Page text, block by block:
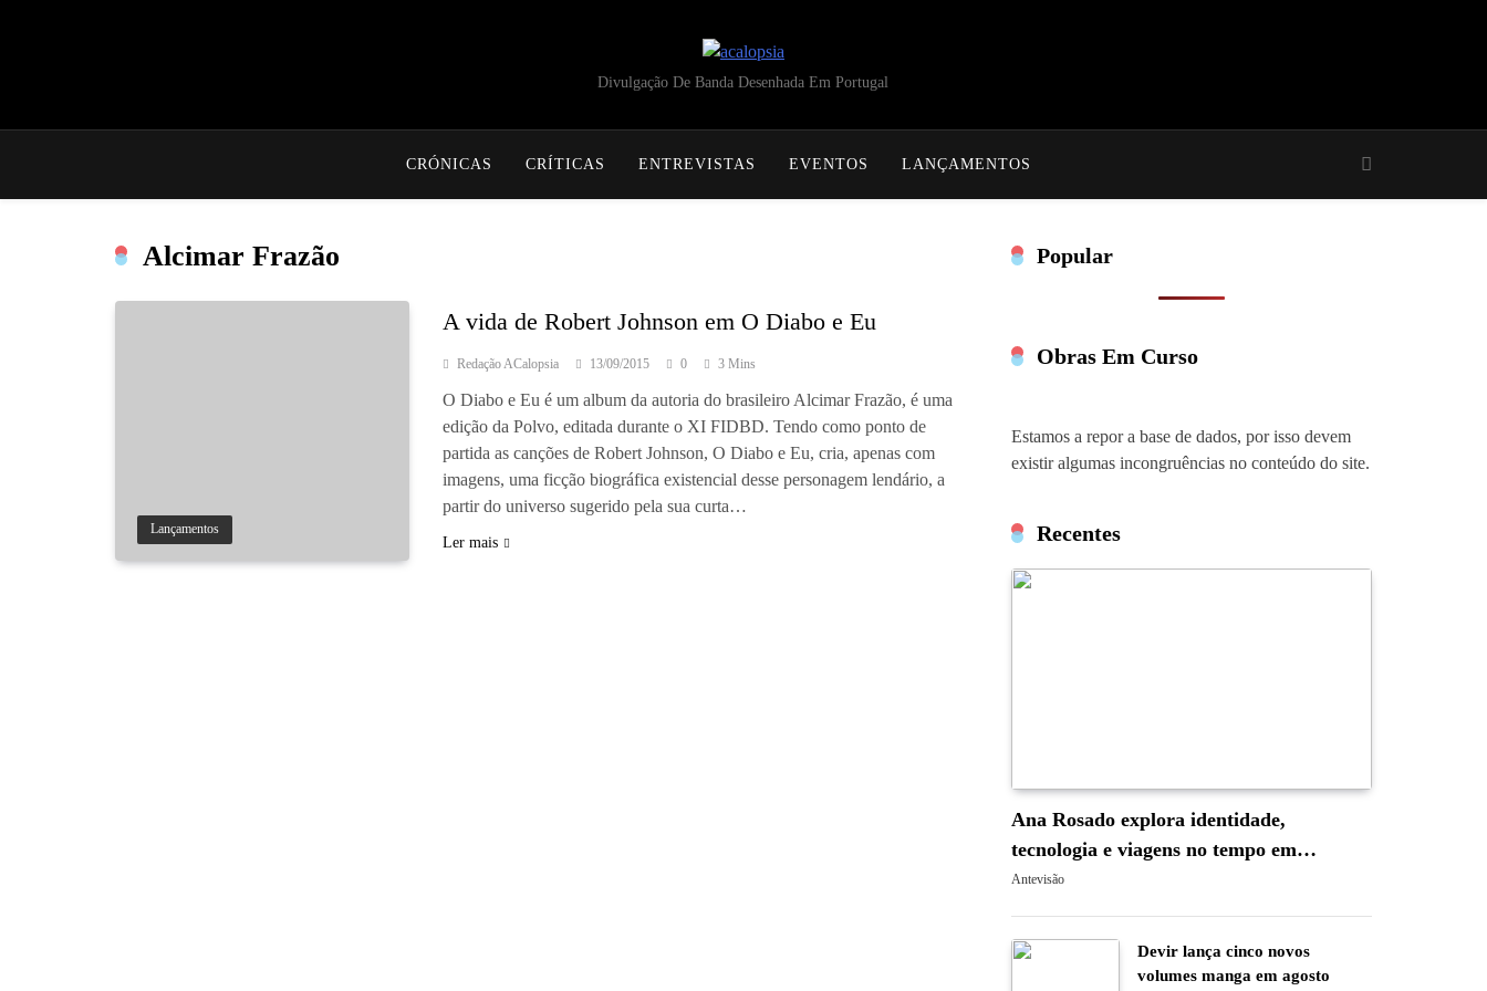
acalopsiaDivulgação De Banda Desenhada Em Portugal
CRÓNICAS CRÍTICAS ENTREVISTAS EVENTOS LANÇAMENTOS
Alcimar Frazão
Lançamentos
A vida de Robert Johnson em O Diabo e Eu
Redação ACalopsia 13/09/2015 0 3 Mins
O Diabo e Eu é um album da autoria do brasileiro Alcimar Frazão, é uma
edição da Polvo, editada durante o XI FIDBD. Tendo como ponto de
partida as canções de Robert Johnson, O Diabo e Eu, cria, apenas com
imagens, uma ficção biográfica existencial desse personagem lendário, a
partir do universo sugerido pela sua curta…
Ler mais
Popular
Obras Em Curso
Estamos a repor a base de dados, por isso devem
existir algumas incongruências no conteúdo do site.
Recentes
Ana Rosado explora identidade,
tecnologia e viagens no tempo em
“Occam’s Blade: A Navalha de Occam”
Antevisão
Devir lança cinco novos
volumes manga em agosto